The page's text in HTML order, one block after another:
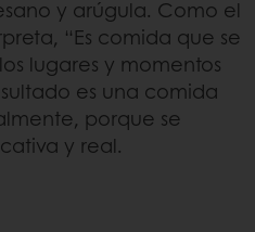
y arúgula. Como el
“Es comida que se
lugares y momentos
es una comida
porque se
y real.